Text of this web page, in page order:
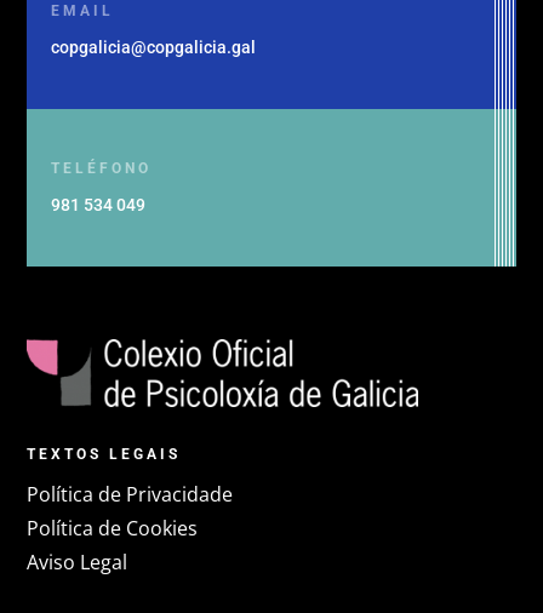
EMAIL
copgalicia@copgalicia.gal
TELÉFONO
981 534 049
TEXTOS LEGAIS
Política de Privacidade
Política de Cookies
Aviso Legal